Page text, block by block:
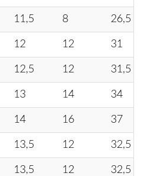
11,5 8 26,5
12 12 31
12,5 12 31,5
13 14 34
14 16 37
13,5 12 32,5
13,5 12 32,5